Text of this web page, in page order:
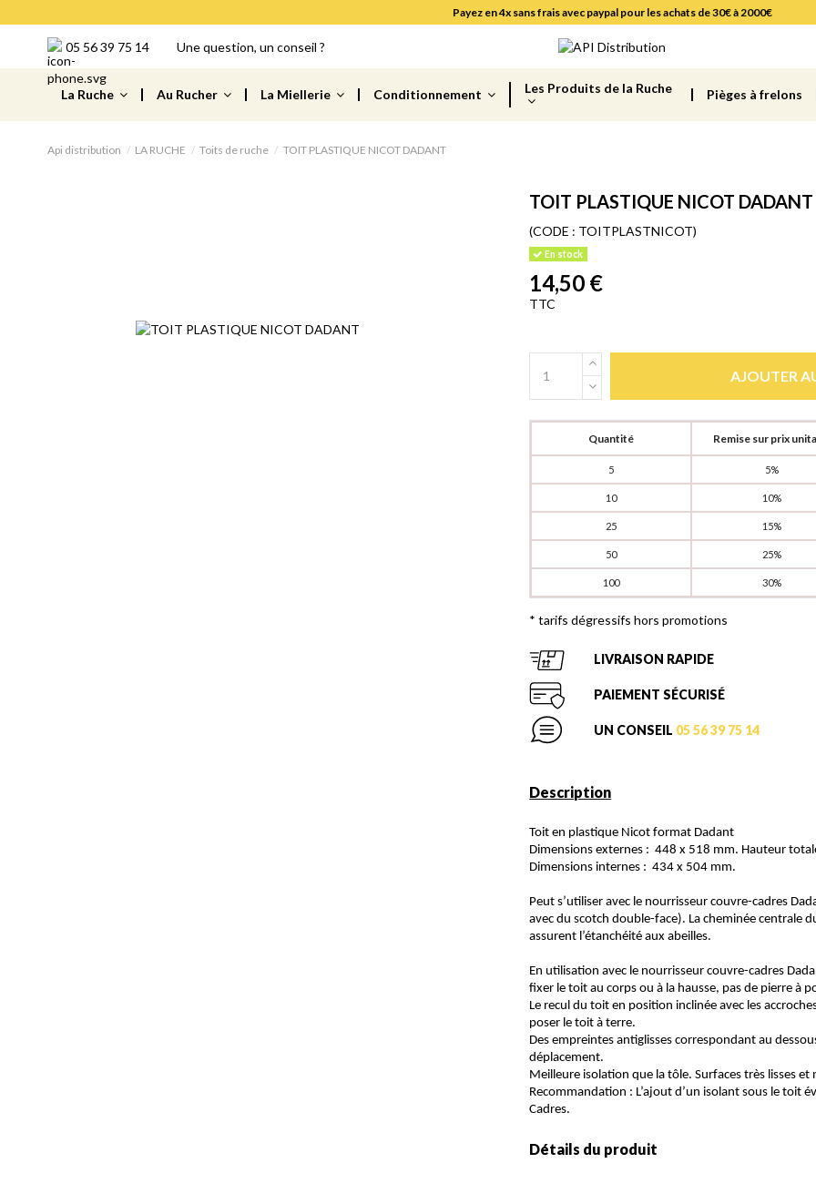
Payez en 4x sans frais avec paypal pour les achats de 30€ à 2000€
05 56 39 75 14 Une question, un conseil ?
La Ruche Au Rucher La Miellerie Conditionnement Les Produits de la Ruche Pièges à frelons
Api distribution LA RUCHE Toits de ruche TOIT PLASTIQUE NICOT DADANT
TOIT PLASTIQUE NICOT DADANT
(CODE : TOITPLASTNICOT)
En stock
14,50 €
TTC
AJOUTER
Quantité Remise sur prix
5 5%
10 10%
25 15%
50 25%
100 30%
* tarifs dégressifs hors promotions
LIVRAISON RAPIDE
PAIEMENT SÉCURISÉ
UN CONSEIL 05 56 39 75 14
Description
Toit en plastique Nicot format Dadant
Dimensions externes : 448 x 518 mm. Hauteur
Dimensions internes : 434 x 504 mm.
Peut s’utiliser avec le nourrisseur couvre-cadres
avec du scotch double-face). La cheminée centrale
assurent l’étanchéité aux abeilles.
En utilisation avec le nourrisseur couvre-cadres
fixer le toit au corps ou à la hausse, pas de pierre à
Le recul du toit en position inclinée avec les
poser le toit à terre.
Des empreintes antiglisses correspondant au
déplacement.
Meilleure isolation que la tôle. Surfaces très lisses et
Recommandation : L’ajout d’un isolant sous le toit
Cadres.
Détails du produit